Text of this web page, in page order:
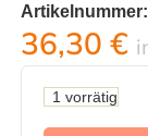
Artikelnummer:
36,30 €
1 vorrätig